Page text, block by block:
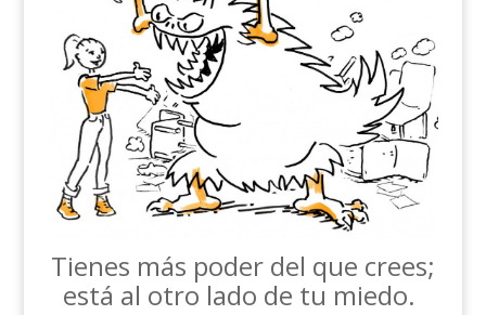
Tienes más poder del que crees;
está al otro lado de tu miedo.